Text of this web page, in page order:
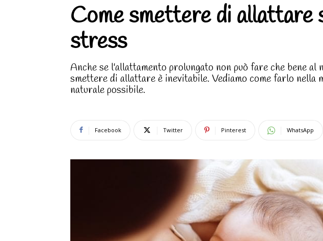
Come smettere di allattare
stress
Anche se l'allattamento prolungato non può fare che bene al
smettere di allattare è inevitabile. Vediamo come farlo nella
naturale possibile.
Facebook Twitter Pinterest WhatsApp